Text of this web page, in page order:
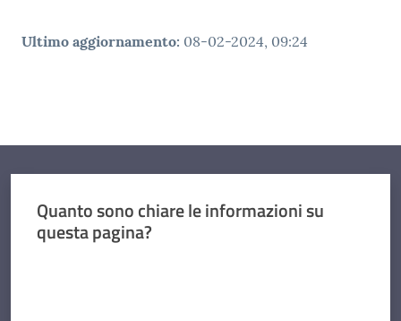
Ultimo aggiornamento: 08-02-2024, 09:24
Quanto sono chiare le informazioni su
questa pagina?